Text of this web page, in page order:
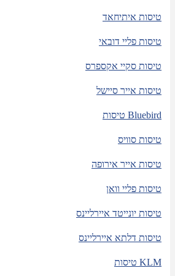
טיסות איתיחאד
טיסות פליי דובאי
טיסות סקיי אקספרס
טיסות אייר סיישל
טיסות Bluebird
טיסות סוויס
טיסות אייר אירופה
טיסות פליי וואן
טיסות יונייטד איירליינס
טיסות דלתא איירליינס
טיסות KLM